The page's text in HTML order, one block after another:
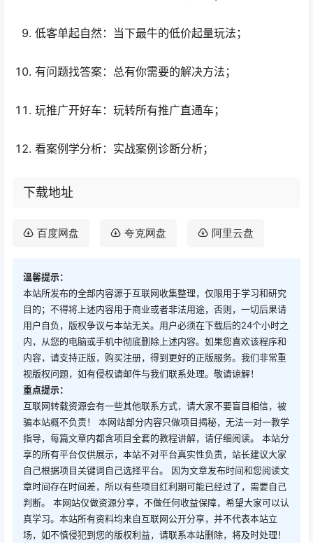
低客单起自然：当下最牛的低价起量玩法；
有问题找答案：总有你需要的解决方法；
玩推广开好车：玩转所有推广直通车；
看案例学分析：实战案例诊断分析；
下载地址
百度网盘 夸克网盘 阿里云盘
温馨提示：
本站所发布的全部内容源于互联网收集整理，仅限用于学习和研究
目的；不得将上述内容用于商业或者非法用途，否则，一切后果请
用户自负，版权争议与本站无关。用户必须在下载后的24个小时之
内，从您的电脑或手机中彻底删除上述内容。如果您喜欢该程序和
内容，请支持正版，购买注册，得到更好的正版服务。我们非常重
视版权问题，如有侵权请邮件与我们联系处理。敬请谅解！
重点提示：
互联网转载资源会有一些其他联系方式，请大家不要盲目相信，被
骗本站概不负责！ 本网站部分内容只做项目揭秘，无法一对一教学
指导，每篇文章内都含项目全套的教程讲解，请仔细阅读。 本站分
享的所有平台仅供展示，本站不对平台真实性负责，站长建议大家
自己根据项目关键词自己选择平台。 因为文章发布时间和您阅读文
章时间存在时间差，所以有些项目红利期可能已经过了，需要自己
判断。 本网站仅做资源分享，不做任何收益保障，希望大家可以认
真学习。本站所有资料均来自互联网公开分享，并不代表本站立
场，如不慎侵犯到您的版权利益，请联系本站删除，将及时处理！